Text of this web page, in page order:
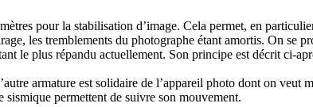
pour la stabilisation d’image. Cela permet, en
les tremblements du photographe étant amortis. On se
le plus répandu actuellement. Son principe est décrit ci-
armature est solidaire de l’appareil photo dont on veut
sismique permettent de suivre son mouvement.